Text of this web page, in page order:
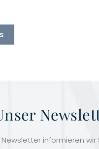
informieren wir